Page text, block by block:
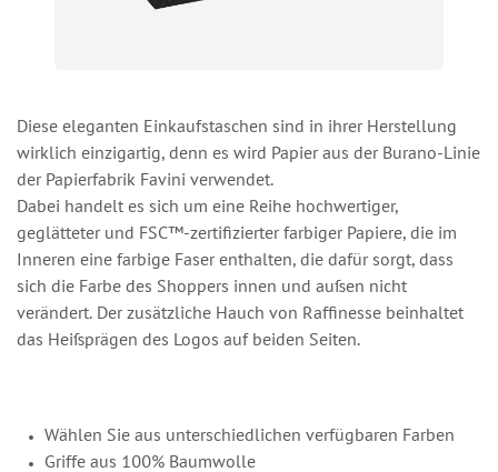
Diese eleganten Einkaufstaschen sind in ihrer Herstellung
wirklich einzigartig, denn es wird Papier aus der Burano-Linie
der Papierfabrik Favini verwendet.
Dabei handelt es sich um eine Reihe hochwertiger,
geglätteter und FSC™-zertifizierter farbiger Papiere, die im
Inneren eine farbige Faser enthalten, die dafür sorgt, dass
sich die Farbe des Shoppers innen und außen nicht
verändert. Der zusätzliche Hauch von Raffinesse beinhaltet
das Heißprägen des Logos auf beiden Seiten.
Wählen Sie aus unterschiedlichen verfügbaren Farben
Griffe aus 100% Baumwolle